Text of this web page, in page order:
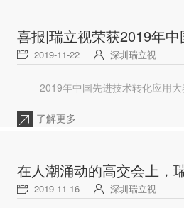
喜报|瑞立视荣获2019年
2019-11-22 深圳瑞立视
2019年中国先进技术转化应用
了解更多
在人潮涌动的高交会上，
2019-11-16 深圳瑞立视